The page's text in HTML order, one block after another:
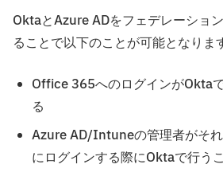
OktaとAzure ADをフェデレーショ
ることで以下のことが可能となりま
Office 365へのログインがOkta
る
Azure AD/Intuneの管理者がそ
にログインする際にOktaで行う